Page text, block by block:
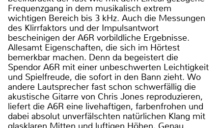
Frequenzgang in dem musikalisch extrem
wichtigen Bereich bis 3 kHz. Auch die Messungen
des Klirrfaktors und der Impulsantwort
bescheinigen der A6R vorbildliche Ergebnisse.
Allesamt Eigenschaften, die sich im Hörtest
bemerkbar machen. Denn da begeistert die
Spendor A6R mit einer unbeschwerten Leichtigkeit
und Spielfreude, die sofort in den Bann zieht. Wo
andere Lautsprecher fast schon schwerfällig die
akustische Gitarre von Chris Jones reproduzieren,
liefert die A6R eine livehaftigen, farbenfrohen und
dabei absolut unverfälschten natürlichen Klang mit